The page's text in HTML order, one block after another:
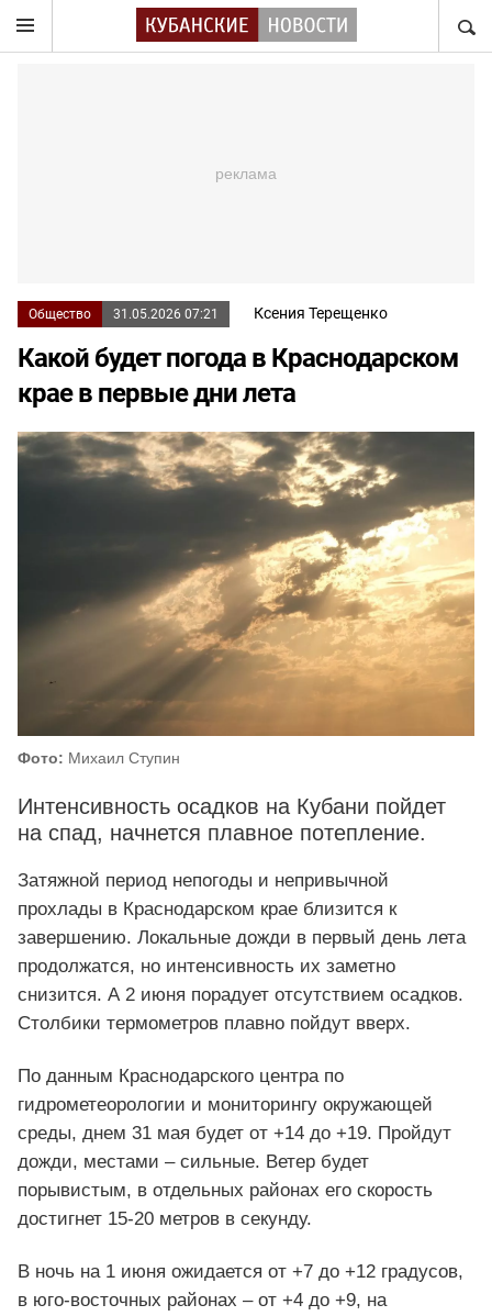
Общество 31.05.2026 07:21 Ксения Терещенко
Какой будет погода в Краснодарском
крае в первые дни лета
Фото: Михаил Ступин
Интенсивность осадков на Кубани пойдет
на спад, начнется плавное потепление.
Затяжной период непогоды и непривычной
прохлады в Краснодарском крае близится к
завершению. Локальные дожди в первый день лета
продолжатся, но интенсивность их заметно
снизится. А 2 июня порадует отсутствием осадков.
Столбики термометров плавно пойдут вверх.
По данным Краснодарского центра по
гидрометеорологии и мониторингу окружающей
среды, днем 31 мая будет от +14 до +19. Пройдут
дожди, местами – сильные. Ветер будет
порывистым, в отдельных районах его скорость
достигнет 15-20 метров в секунду.
В ночь на 1 июня ожидается от +7 до +12 градусов,
в юго-восточных районах – от +4 до +9, на